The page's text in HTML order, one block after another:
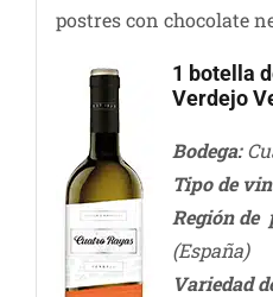
postres con chocolate
1 botella
Verdejo
Bodega:
Tipo de
Región de
(España)
Variedad